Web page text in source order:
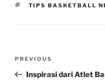
TAGS
TIPS BASKETBALL
Previous
Post
PREVIOUS
Inspirasi dari Atlet